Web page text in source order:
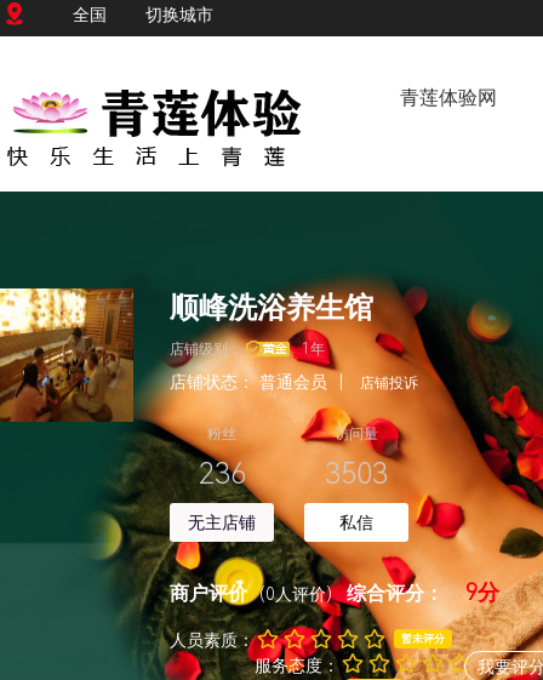
全国 切换城市
青莲体验网
顺峰洗浴养生馆
店铺级别： 1年
店铺状态：普通会员 店铺投诉
粉丝
236
无主店铺
访问量
3503
私信
商户评价 (0人评价)综合评分： 9分
人员素质： 暂未评分
服务态度： 我要评